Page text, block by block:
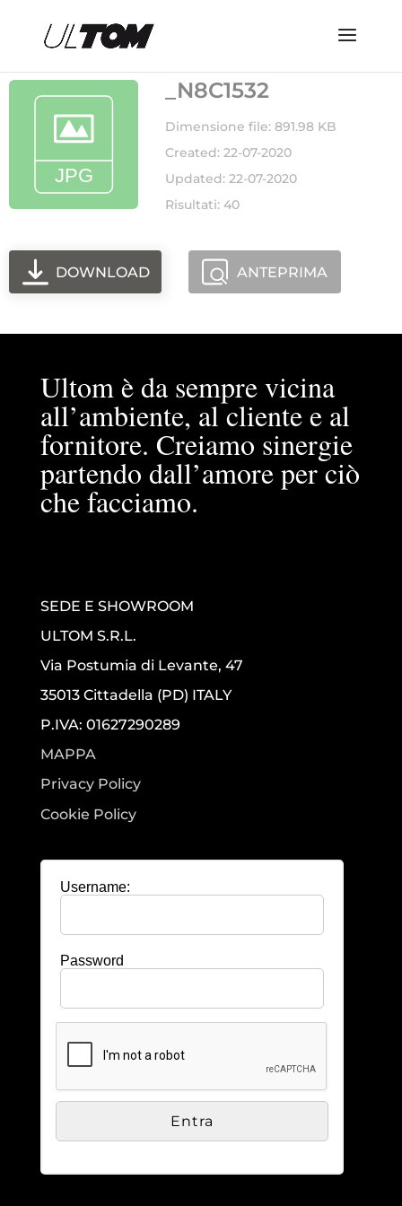
_N8C1532
Dimensione file: 891.98 KB
Created: 22-07-2020
Updated: 22-07-2020
Risultati: 40
DOWNLOAD ANTEPRIMA
Ultom è da sempre vicina
all’ambiente, al cliente e al
fornitore. Creiamo sinergie
partendo dall’amore per ciò
che facciamo.
SEDE E SHOWROOM
ULTOM S.R.L.
Via Postumia di Levante, 47
35013 Cittadella (PD) ITALY
P.IVA: 01627290289
MAPPA
Privacy Policy
Cookie Policy
Username:
Password